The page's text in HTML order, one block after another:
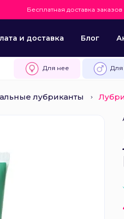
Бесплатная доставка
и доставка Блог
Для нее Для
лубриканты